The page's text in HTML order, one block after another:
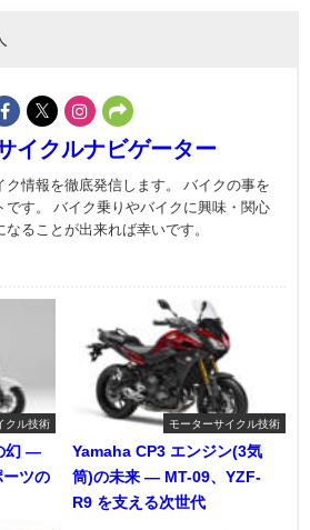
イクルナビゲーター
ク情報を徹底発信します。 バイクの事を
です。 バイク乗りやバイクに興味・関心
ることが出来れば幸いです。
クル技術
幻 ―
ツの
モーターサイクル技術
Yamaha CP3 エンジン(3気
筒)の未来 ― MT-09、YZF-
R9 を支える次世代